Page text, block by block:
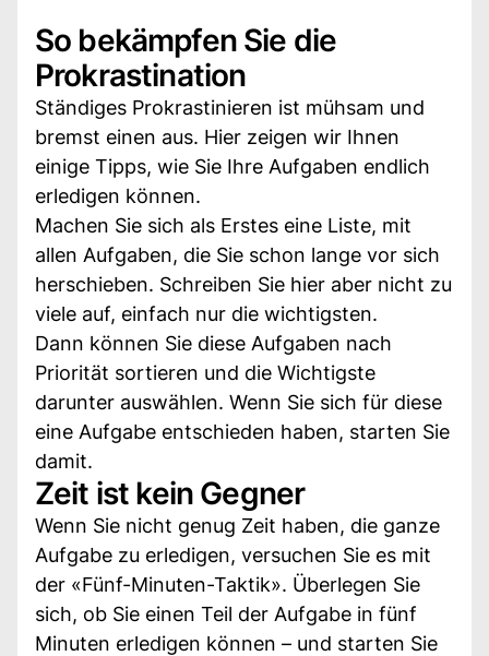
So bekämpfen Sie die
Prokrastination
Ständiges Prokrastinieren ist mühsam und
bremst einen aus. Hier zeigen wir Ihnen
einige Tipps, wie Sie Ihre Aufgaben endlich
erledigen können.
Machen Sie sich als Erstes eine Liste, mit
allen Aufgaben, die Sie schon lange vor sich
herschieben. Schreiben Sie hier aber nicht zu
viele auf, einfach nur die wichtigsten.
Dann können Sie diese Aufgaben nach
Priorität sortieren und die Wichtigste
darunter auswählen. Wenn Sie sich für diese
eine Aufgabe entschieden haben, starten Sie
damit.
Zeit ist kein Gegner
Wenn Sie nicht genug Zeit haben, die ganze
Aufgabe zu erledigen, versuchen Sie es mit
der «Fünf-Minuten-Taktik». Überlegen Sie
sich, ob Sie einen Teil der Aufgabe in fünf
Minuten erledigen können – und starten Sie